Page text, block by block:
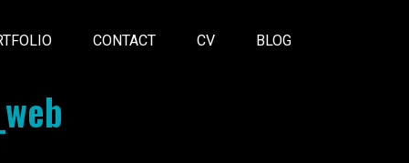
CONTACT CV BLOG